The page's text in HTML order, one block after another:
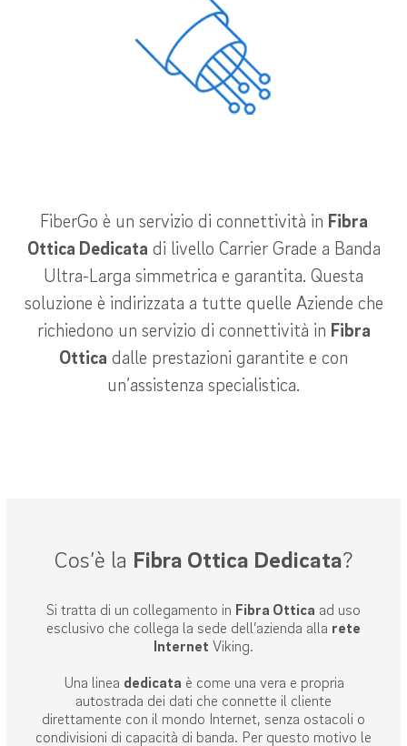
FiberGo è un servizio di connettività in Fibra
Ottica Dedicata di livello Carrier Grade a Banda
Ultra-Larga simmetrica e garantita. Questa
soluzione è indirizzata a tutte quelle Aziende che
richiedono un servizio di connettività in Fibra
Ottica dalle prestazioni garantite e con
un’assistenza specialistica.
Cos’è la Fibra Ottica Dedicata?
Si tratta di un collegamento in Fibra Ottica ad uso
esclusivo che collega la sede dell’azienda alla rete
Internet Viking.
Una linea dedicata è come una vera e propria
autostrada dei dati che connette il cliente
direttamente con il mondo Internet, senza ostacoli o
condivisioni di capacità di banda. Per questo motivo le